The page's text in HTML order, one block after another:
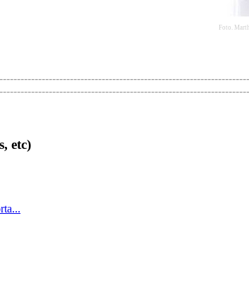
Foto.
etc)